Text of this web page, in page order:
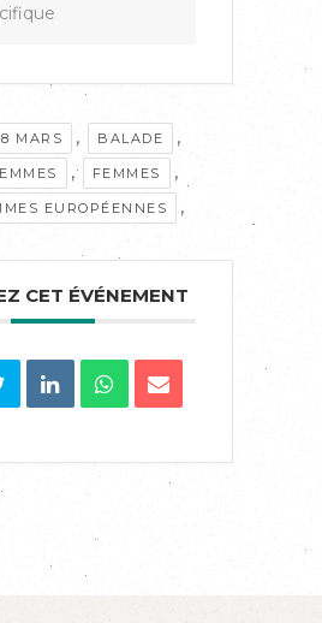
8 MARS , BALADE ,
, FEMMES ,
EUROPÉENNES ,
CET ÉVÉNEMENT